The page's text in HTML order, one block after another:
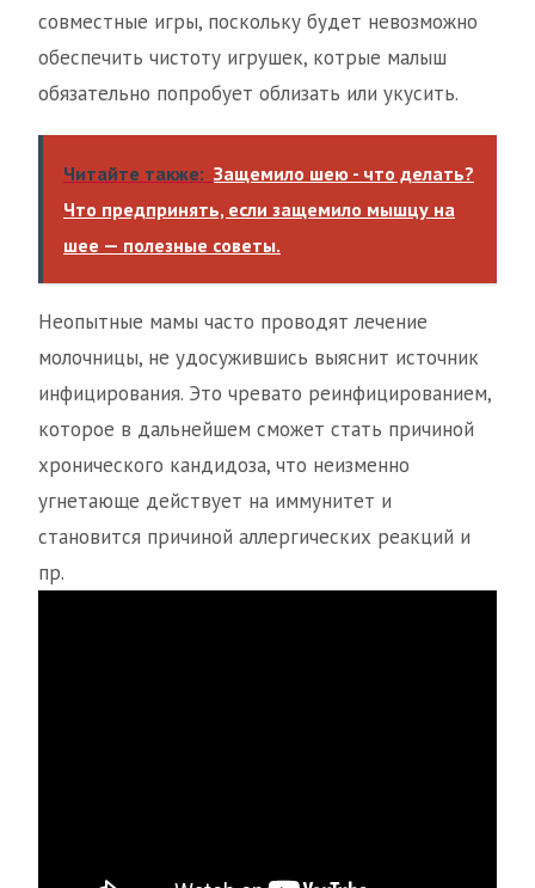
совместные игры, поскольку будет невозможно
обеспечить чистоту игрушек, котрые малыш
обязательно попробует облизать или укусить.
Читайте также: Защемило шею - что делать?
Что предпринять, если защемило мышцу на
шее — полезные советы.
Неопытные мамы часто проводят лечение
молочницы, не удосужившись выяснит источник
инфицирования. Это чревато реинфицированием,
которое в дальнейшем сможет стать причиной
хронического кандидоза, что неизменно
угнетающе действует на иммунитет и
становится причиной аллергических реакций и
пр.